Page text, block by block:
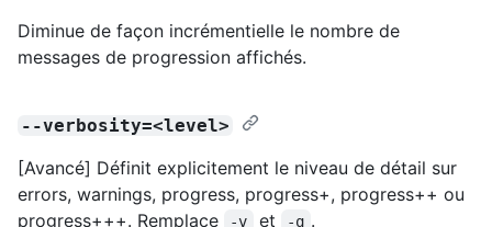
Diminue de façon incrémentielle le nombre de
messages de progression affichés.
--verbosity=<level>
[Avancé] Définit explicitement le niveau de détail sur
errors, warnings, progress, progress+, progress++ ou
progress+++. Remplace
-v et -q .